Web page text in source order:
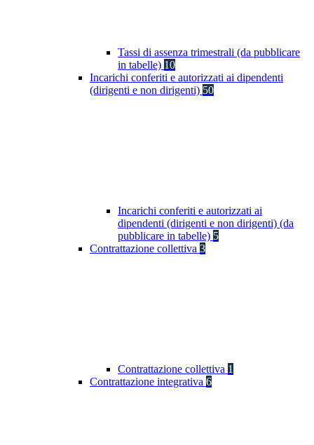
Tassi di assenza trimestrali (da pubblicare
in tabelle) 10
Incarichi conferiti e autorizzati ai dipendenti
(dirigenti e non dirigenti) 50
Incarichi conferiti e autorizzati ai
dipendenti (dirigenti e non dirigenti) (da
pubblicare in tabelle) 5
Contrattazione collettiva 3
Contrattazione collettiva 1
Contrattazione integrativa 6